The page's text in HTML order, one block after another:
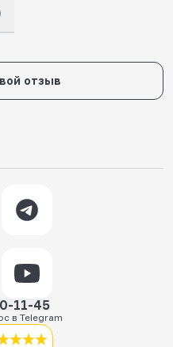
отзыв
11-45
в Telegram